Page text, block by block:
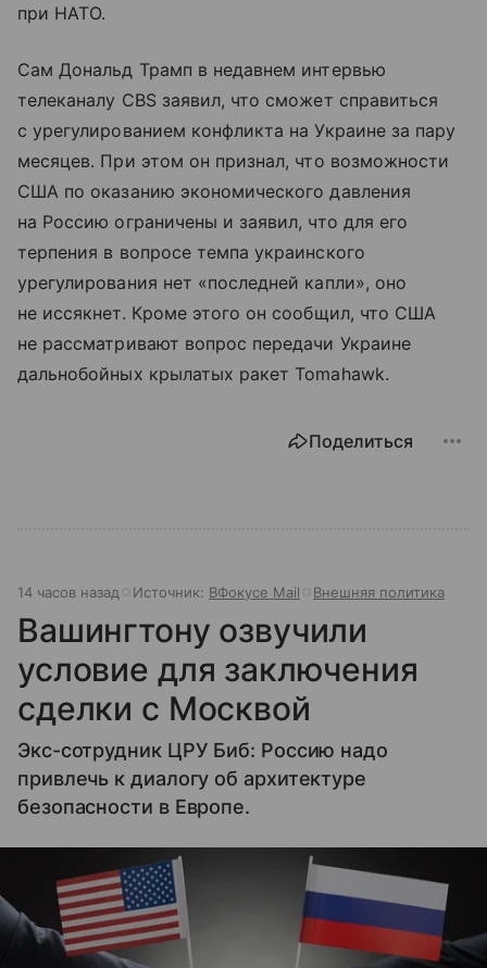
при НАТО.
Сам Дональд Трамп в недавнем интервью
телеканалу CBS заявил, что сможет справиться
с урегулированием конфликта на Украине за пару
месяцев. При этом он признал, что возможности
США по оказанию экономического давления
на Россию ограничены и заявил, что для его
терпения в вопросе темпа украинского
урегулирования нет «последней капли», оно
не иссякнет. Кроме этого он сообщил, что США
не рассматривают вопрос передачи Украине
дальнобойных крылатых ракет Tomahawk.
Поделиться
14 часов назад Источник: ВФокусе Mail Внешняя политика
Вашингтону озвучили
условие для заключения
сделки с Москвой
Экс-сотрудник ЦРУ Биб: Россию надо
привлечь к диалогу об архитектуре
безопасности в Европе.